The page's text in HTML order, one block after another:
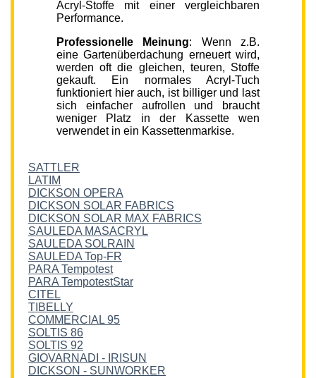
Acryl-Stoffe mit einer vergleichbaren
Performance.
Professionelle Meinung: Wenn z.B.
eine Gartenüberdachung erneuert wird,
werden oft die gleichen, teuren, Stoffe
gekauft. Ein normales Acryl-Tuch
funktioniert hier auch, ist billiger und last
sich einfacher aufrollen und braucht
weniger Platz in der Kassette wen
verwendet in ein Kassettenmarkise.
SATTLER
LATIM
DICKSON OPERA
DICKSON SOLAR FABRICS
DICKSON SOLAR MAX FABRICS
SAULEDA MASACRYL
SAULEDA SOLRAIN
SAULEDA Top-FR
PARA Tempotest
PARA TempotestStar
CITEL
TIBELLY
COMMERCIAL 95
SOLTIS 86
SOLTIS 92
GIOVARNADI - IRISUN
DICKSON - SUNWORKER